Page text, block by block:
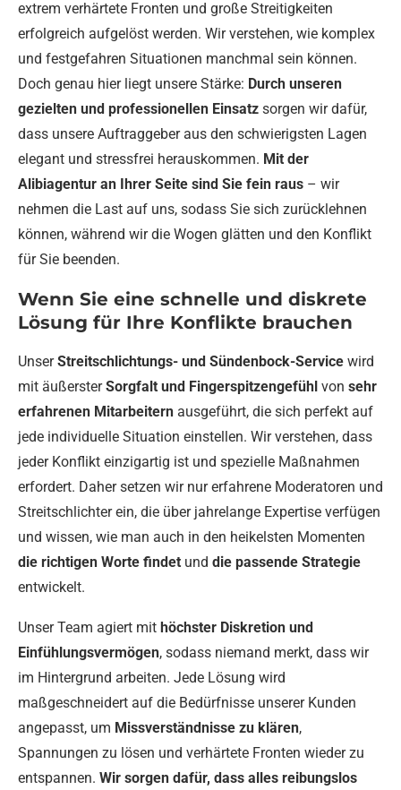
extrem verhärtete Fronten und große Streitigkeiten
erfolgreich aufgelöst werden. Wir verstehen, wie komplex
und festgefahren Situationen manchmal sein können.
Doch genau hier liegt unsere Stärke: Durch unseren
gezielten und professionellen Einsatz sorgen wir dafür,
dass unsere Auftraggeber aus den schwierigsten Lagen
elegant und stressfrei herauskommen. Mit der
Alibiagentur an Ihrer Seite sind Sie fein raus – wir
nehmen die Last auf uns, sodass Sie sich zurücklehnen
können, während wir die Wogen glätten und den Konflikt
für Sie beenden.
Wenn Sie eine schnelle und diskrete
Lösung für Ihre Konflikte brauchen
UnserStreitschlichtungs- und Sündenbock-Service wird
mit äußersterSorgfalt und Fingerspitzengefühl von sehr
erfahrenen Mitarbeitern ausgeführt, die sich perfekt auf
jede individuelle Situation einstellen. Wir verstehen, dass
jeder Konflikt einzigartig ist und spezielle Maßnahmen
erfordert. Daher setzen wir nur erfahrene Moderatoren und
Streitschlichter ein, die über jahrelange Expertise verfügen
und wissen, wie man auch in den heikelsten Momenten
die richtigen Worte findet und die passende Strategie
entwickelt.
Unser Team agiert mit höchster Diskretion und
Einfühlungsvermögen, sodass niemand merkt, dass wir
im Hintergrund arbeiten. Jede Lösung wird
maßgeschneidert auf die Bedürfnisse unserer Kunden
angepasst, um Missverständnisse zu klären,
Spannungen zu lösen und verhärtete Fronten wieder zu
entspannen. Wir sorgen dafür, dass alles reibungslos